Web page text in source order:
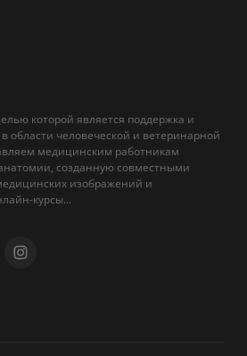
которой является поддержка и
области человеческой и ветеринарной
медицинским работникам
созданную совместными
изображений и
курсы...